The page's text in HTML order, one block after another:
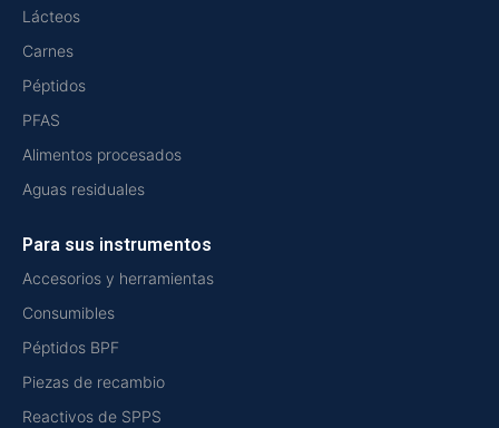
Lácteos
Carnes
Péptidos
PFAS
Alimentos procesados
Aguas residuales
Para sus instrumentos
Accesorios y herramientas
Consumibles
Péptidos BPF
Piezas de recambio
Reactivos de SPPS